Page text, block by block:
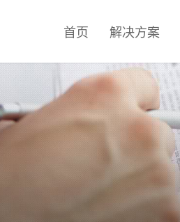
首页 解决方案